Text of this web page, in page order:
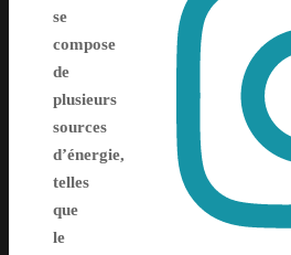
se
compose
de
plusieurs
sources
d’énergie,
telles
que
le